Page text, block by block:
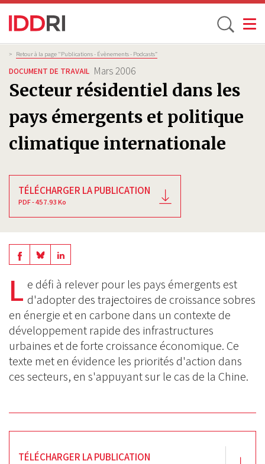
Aller
au
contenu
principal
Toggle
Fil
d'Ariane
> Retour à la page "Publications - Évènements - Podcasts”
DOCUMENT DE TRAVAIL Mars 2006
Secteur résidentiel dans les
pays émergents et politique
climatique internationale
TÉLÉCHARGER LA PUBLICATION
PDF - 457.93 Ko
Share
on
Facebook
Share
BlueSky
Share
Linkedin
L e défi à relever pour les pays émergents est
d'adopter des trajectoires de croissance sobres
en énergie et en carbone dans un contexte de
développement rapide des infrastructures
urbaines et de forte croissance économique. Ce
texte met en évidence les priorités d'action dans
ces secteurs, en s'appuyant sur le cas de la Chine.
TÉLÉCHARGER LA PUBLICATION